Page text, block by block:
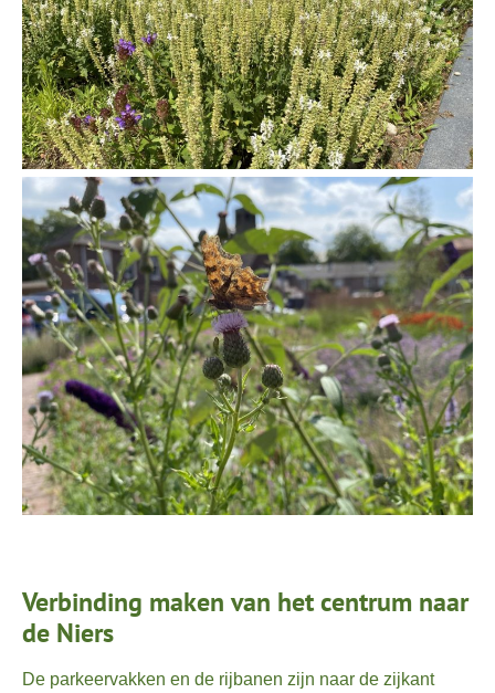
Verbinding maken van het centrum naar
de Niers
De parkeervakken en de rijbanen zijn naar de zijkant